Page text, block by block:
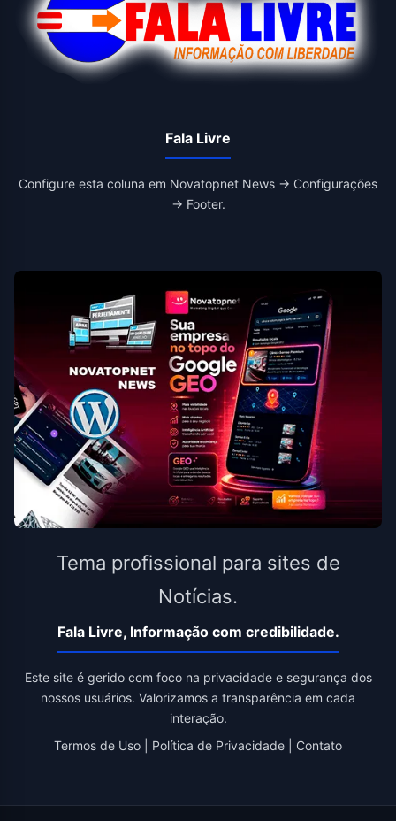
Fala Livre
Configure esta coluna em Novatopnet News → Configurações
→ Footer.
Tema profissional para sites de
Notícias.
Fala Livre, Informação com credibilidade.
Este site é gerido com foco na privacidade e segurança dos
nossos usuários. Valorizamos a transparência em cada
interação.
Termos de Uso
Política de Privacidade Contato